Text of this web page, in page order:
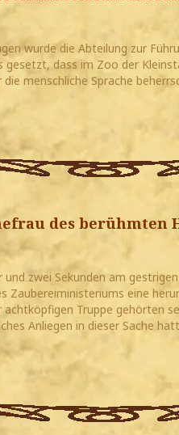
wurde die Abteilung zur
gesetzt, dass im Zoo der
menschliche Sprache
des berühmten
und zwei Sekunden am
Zaubereiministeriums eine
Truppe gehörten
Anliegen in dieser Sache